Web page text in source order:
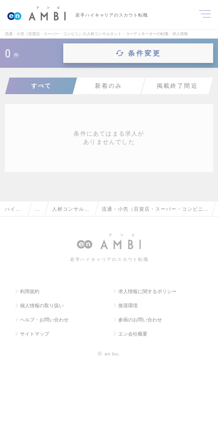
若手ハイキャリアのスカウト転職
流通・小売（百貨店・スーパー・コンビニ）の人材コンサルタント・コーディネーターの転職・求人情報
0 件 条件変更
すべて 新着のみ 掲載終了間近
条件にあてはまる求人が
ありませんでした
ハイク 人材コンサルタ 流通・小売（百貨店・スーパー・コンビニ）
転職・求人情報一覧
若手ハイキャリアのスカウト転職
利用規約 求人情報に関するポリシー
個人情報の取り扱い 推奨環境
ヘルプ・お問い合わせ 参画のお問い合わせ
サイトマップ エン会社概要
© en Inc.